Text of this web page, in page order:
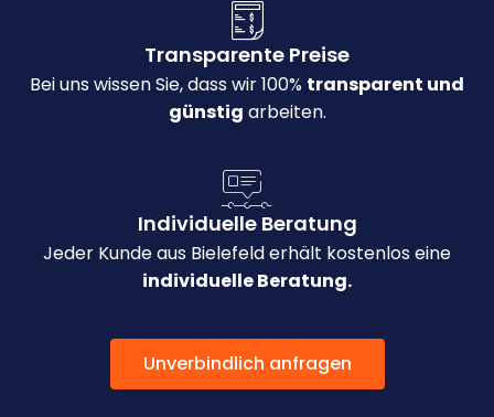
Transparente Preise
Bei uns wissen Sie, dass wir 100% transparent und
günstig arbeiten.
Individuelle Beratung
Jeder Kunde aus Bielefeld erhält kostenlos eine
individuelle Beratung.
Unverbindlich anfragen